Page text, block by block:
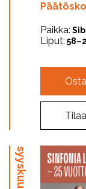
Paikka:
Liput:
syyskuu